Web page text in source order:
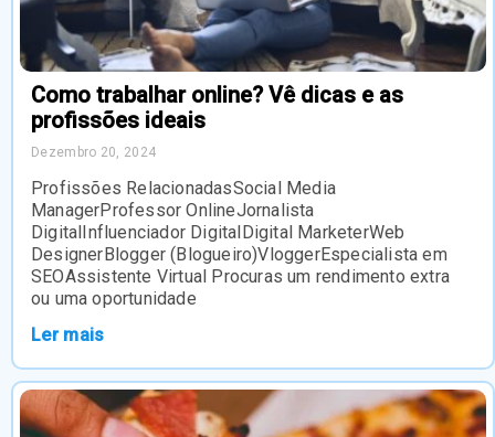
Como trabalhar online? Vê dicas e as
profissões ideais
Dezembro 20, 2024
Profissões RelacionadasSocial Media
ManagerProfessor OnlineJornalista
DigitalInfluenciador DigitalDigital MarketerWeb
DesignerBlogger (Blogueiro)VloggerEspecialista em
SEOAssistente Virtual Procuras um rendimento extra
ou uma oportunidade
Ler mais